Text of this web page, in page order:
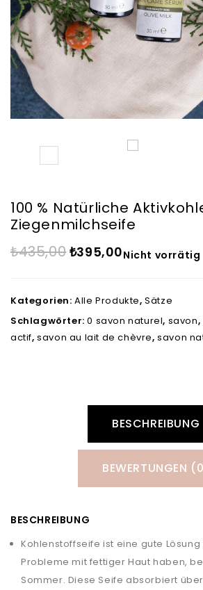
100 % Natürliche
Ziegenmilchseife
₺435,00₺395,00Nicht vorrätig
Kategorien:Alle Produkte,Sätze
Schlagwörter:0 savon naturel, savon,
actif,savon au lait de chèvre,savon
BESCHREIBUNG
BEWERTUNGEN
BESCHREIBUNG
Kohlenstoffseife ist eine gute
Probleme mit fettiger Haut haben,
Sommer. Diese Seife absorbiert